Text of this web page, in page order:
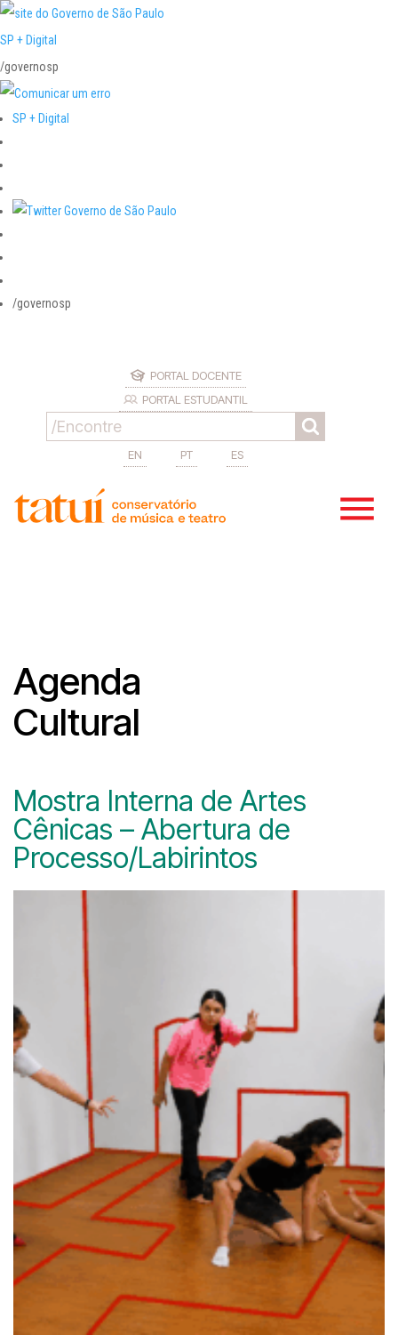
SP + Digital
/governosp
SP + Digital
/governosp
PORTAL DOCENTE
PORTAL ESTUDANTIL
EN PT ES
Agenda
Cultural
Mostra Interna de Artes
Cênicas – Abertura de
Processo/Labirintos